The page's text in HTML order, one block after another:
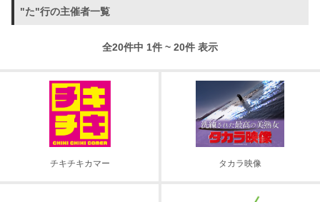
"た"行の主催者一覧
全20件中 1件 ~ 20件 表示
チキチキカマー タカラ映像